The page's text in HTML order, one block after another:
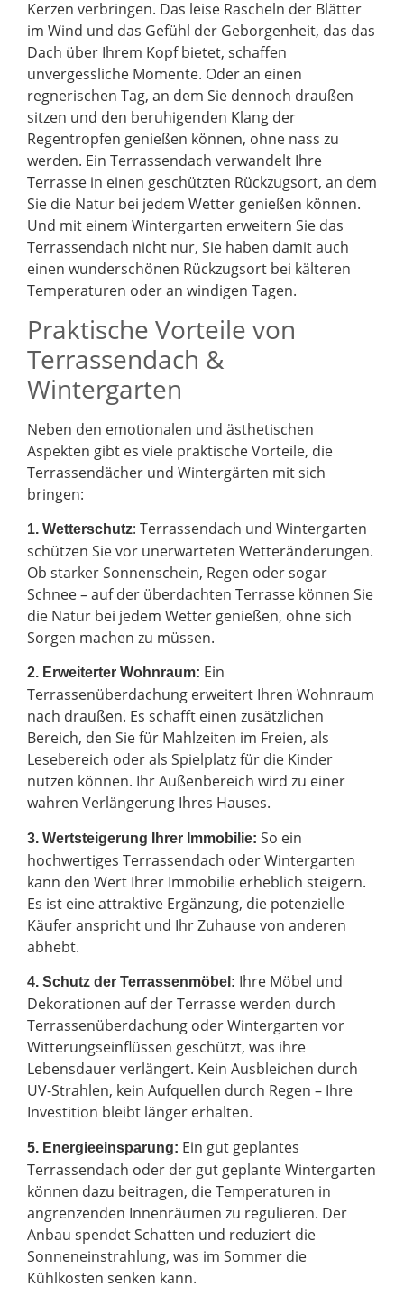
Kerzen verbringen. Das leise Rascheln der Blätter
im Wind und das Gefühl der Geborgenheit, das das
Dach über Ihrem Kopf bietet, schaffen
unvergessliche Momente. Oder an einen
regnerischen Tag, an dem Sie dennoch draußen
sitzen und den beruhigenden Klang der
Regentropfen genießen können, ohne nass zu
werden. Ein Terrassendach verwandelt Ihre
Terrasse in einen geschützten Rückzugsort, an dem
Sie die Natur bei jedem Wetter genießen können.
Und mit einem Wintergarten erweitern Sie das
Terrassendach nicht nur, Sie haben damit auch
einen wunderschönen Rückzugsort bei kälteren
Temperaturen oder an windigen Tagen.
Praktische Vorteile von
Terrassendach &
Wintergarten
Neben den emotionalen und ästhetischen
Aspekten gibt es viele praktische Vorteile, die
Terrassendächer und Wintergärten mit sich
bringen:
1. Wetterschutz: Terrassendach und Wintergarten
schützen Sie vor unerwarteten Wetteränderungen.
Ob starker Sonnenschein, Regen oder sogar
Schnee – auf der überdachten Terrasse können Sie
die Natur bei jedem Wetter genießen, ohne sich
Sorgen machen zu müssen.
2. Erweiterter Wohnraum: Ein
Terrassenüberdachung erweitert Ihren Wohnraum
nach draußen. Es schafft einen zusätzlichen
Bereich, den Sie für Mahlzeiten im Freien, als
Lesebereich oder als Spielplatz für die Kinder
nutzen können. Ihr Außenbereich wird zu einer
wahren Verlängerung Ihres Hauses.
3. Wertsteigerung Ihrer Immobilie: So ein
hochwertiges Terrassendach oder Wintergarten
kann den Wert Ihrer Immobilie erheblich steigern.
Es ist eine attraktive Ergänzung, die potenzielle
Käufer anspricht und Ihr Zuhause von anderen
abhebt.
4. Schutz der Terrassenmöbel: Ihre Möbel und
Dekorationen auf der Terrasse werden durch
Terrassenüberdachung oder Wintergarten vor
Witterungseinflüssen geschützt, was ihre
Lebensdauer verlängert. Kein Ausbleichen durch
UV-Strahlen, kein Aufquellen durch Regen – Ihre
Investition bleibt länger erhalten.
5. Energieeinsparung: Ein gut geplantes
Terrassendach oder der gut geplante Wintergarten
können dazu beitragen, die Temperaturen in
angrenzenden Innenräumen zu regulieren. Der
Anbau spendet Schatten und reduziert die
Sonneneinstrahlung, was im Sommer die
Kühlkosten senken kann.